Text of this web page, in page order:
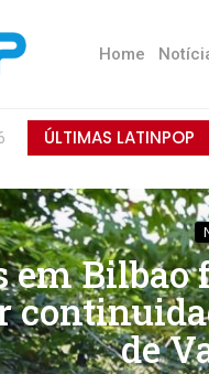
Home
ÚLTIMAS LATINPOP
em Bilbao
de